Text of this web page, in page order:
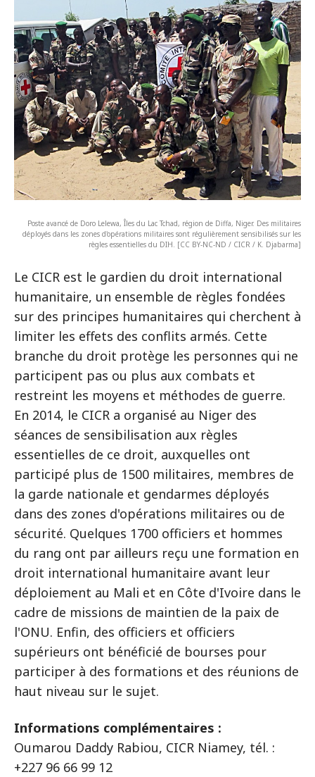
Poste avancé de Doro Lelewa, Îles du Lac Tchad, région de Diffa, Niger. Des militaires
déployés dans les zones d'opérations militaires sont régulièrement sensibilisés sur les
règles essentielles du DIH. [CC BY-NC-ND / CICR / K. Djabarma]
Le CICR est le gardien du droit international
humanitaire, un ensemble de règles fondées
sur des principes humanitaires qui cherchent à
limiter les effets des conflits armés. Cette
branche du droit protège les personnes qui ne
participent pas ou plus aux combats et
restreint les moyens et méthodes de guerre.
En 2014, le CICR a organisé au Niger des
séances de sensibilisation aux règles
essentielles de ce droit, auxquelles ont
participé plus de 1500 militaires, membres de
la garde nationale et gendarmes déployés
dans des zones d'opérations militaires ou de
sécurité. Quelques 1700 officiers et hommes
du rang ont par ailleurs reçu une formation en
droit international humanitaire avant leur
déploiement au Mali et en Côte d'Ivoire dans le
cadre de missions de maintien de la paix de
l'ONU. Enfin, des officiers et officiers
supérieurs ont bénéficié de bourses pour
participer à des formations et des réunions de
haut niveau sur le sujet.
Informations complémentaires :
Oumarou Daddy Rabiou, CICR Niamey, tél. :
+227 96 66 99 12